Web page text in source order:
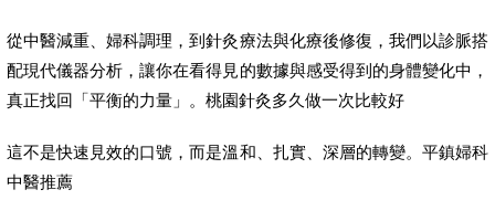
從中醫減重、婦科調理，到針灸療法與化療後修復，我們以診脈搭
配現代儀器分析，讓你在看得見的數據與感受得到的身體變化中，
真正找回「平衡的力量」。桃園針灸多久做一次比較好
這不是快速見效的口號，而是溫和、扎實、深層的轉變。平鎮婦科
中醫推薦